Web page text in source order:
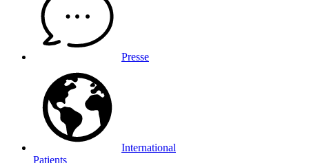
Presse
International
Patients